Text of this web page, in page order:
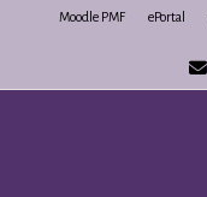
Moodle PMF ePortal